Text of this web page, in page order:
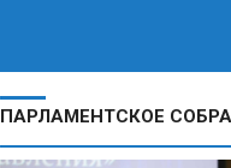
ПАРЛАМЕНТСКОЕ